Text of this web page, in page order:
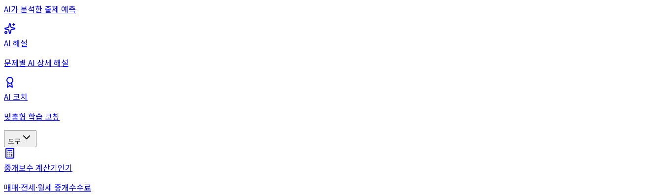
AI가 분석한 출제 예측
AI 해설
문제별 AI 상세 해설
AI 코치
맞춤형 학습 코칭
도구
중개보수 계산기인기
매매·전세·월세 중개수수료